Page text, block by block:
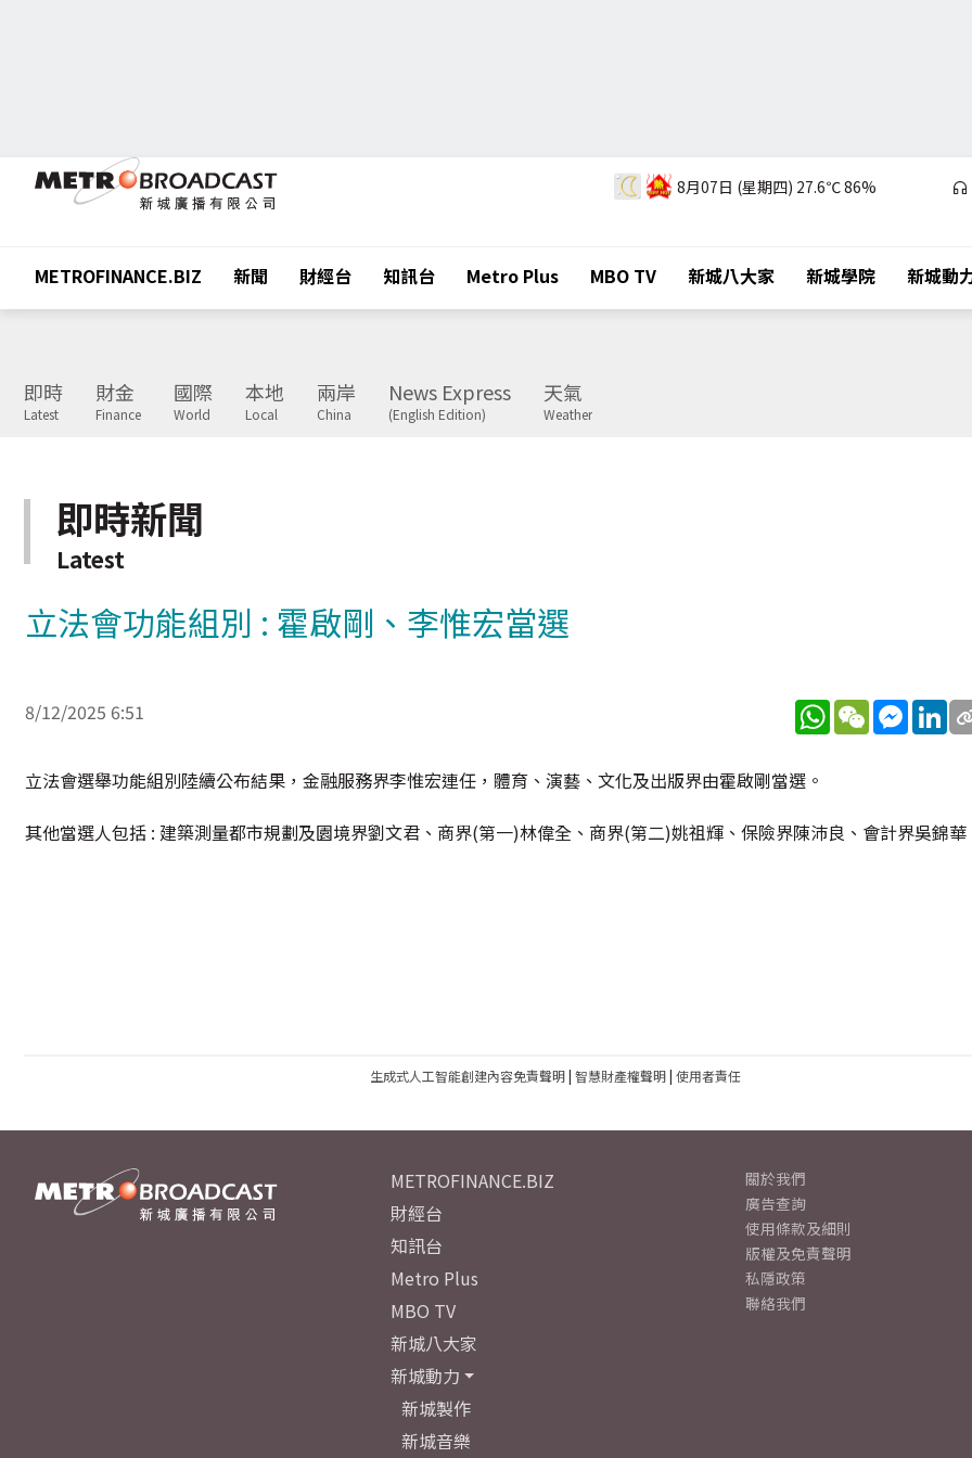
8月07日 (星期四) 27.6℃86%
METROFINANCE.BIZ 新聞 財經台 知訊台 Metro Plus MBO TV 新城八大家 新城學院 新城動
即時
Latest
財金
Finance
國際
World
本地
Local
兩岸
China
News Express
(English Edition)
天氣
Weather
即時新聞
Latest
立法會功能組別 : 霍啟剛、李惟宏當選
8/12/2025 6:51 WhatsApp
WeChat
立法會選舉功能組別陸續公布結果，金融服務界李惟宏連任，體育、演藝、文化及出版界由霍啟剛當選。
其他當選人包括 : 建築測量都市規劃及園境界劉文君、商界(第一)林偉全、商界(第二)姚祖輝、保險界陳沛良、會計界吳錦華
生成式人工智能創建內容免責聲明| 智慧財產權聲明| 使用者責任
METROFINANCE.BIZ
財經台
知訊台
Metro Plus
MBO TV
新城八大家
新城動力
新城製作
新城音樂
關於我們
廣告查詢
使用條款及細則
版權及免責聲明
私隱政策
聯絡我們